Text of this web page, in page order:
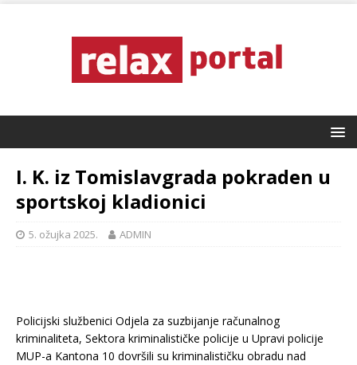
I. K. iz Tomislavgrada pokraden u
sportskoj kladionici
5. ožujka 2025. ADMIN
Policijski službenici Odjela za suzbijanje računalnog
kriminaliteta, Sektora kriminalističke policije u Upravi policije
MUP-a Kantona 10 dovršili su kriminalističku obradu nad